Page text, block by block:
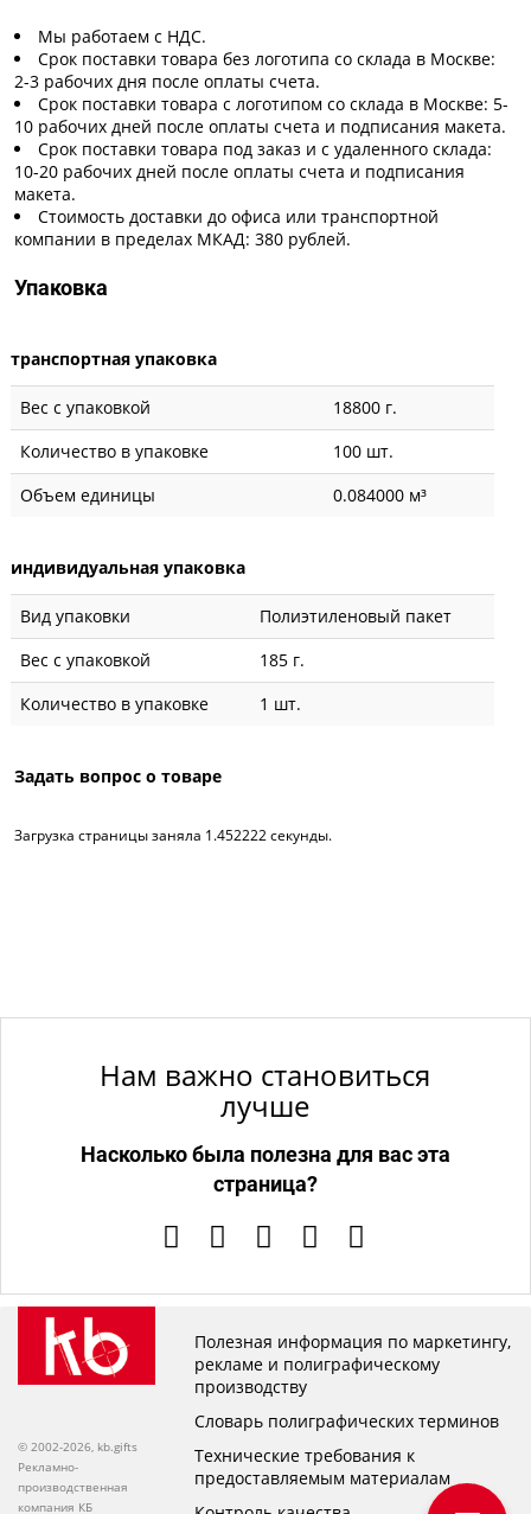
Мы работаем с НДС.
Срок поставки товара без логотипа со склада в Москве:
2-3 рабочих дня после оплаты счета.
Срок поставки товара с логотипом со склада в Москве: 5-
10 рабочих дней после оплаты счета и подписания макета.
Срок поставки товара под заказ и с удаленного склада:
10-20 рабочих дней после оплаты счета и подписания
макета.
Стоимость доставки до офиса или транспортной
компании в пределах МКАД: 380 рублей.
Упаковка
транспортная упаковка
Вес с упаковкой
18800 г.
Количество в упаковке
100 шт.
Объем единицы
0.084000 м³
индивидуальная упаковка
Вид упаковки
Полиэтиленовый пакет
Вес с упаковкой
185 г.
Количество в упаковке
1 шт.
Задать вопрос о товаре
Загрузка страницы заняла 1.452222 секунды.
Нам важно становиться
лучше
Насколько была полезна для вас эта
страница?
© 2002-2026, kb.gifts
Рекламно-
производственная
компания КБ
Полезная информация по маркетингу,
рекламе и полиграфическому
производству
Словарь полиграфических терминов
Технические требования к
предоставляемым материалам